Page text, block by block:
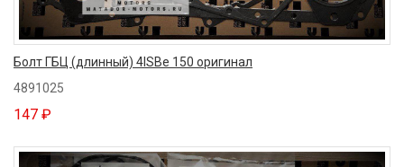
Болт ГБЦ (длинный) 4ISBe 150 оригинал
4891025
147 ₽